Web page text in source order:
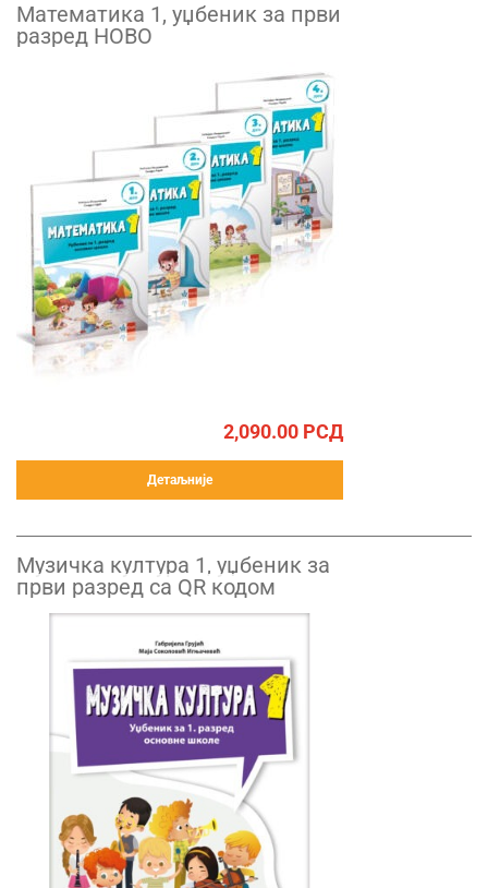
Математика 1, уџбеник за први
разред НОВО
2,090.00 РСД
Детаљније
Музичка култура 1, уџбеник за
први разред са QR кодом